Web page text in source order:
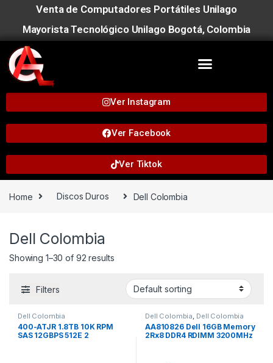
Venta de Computadores Portátiles Unilago
Mayorista Tecnológico Unilago Bogotá, Colombia
Ver Instagram
Ver Facebook
Ver Tiktok
Home Discos Duros Dell Colombia
Dell Colombia
Showing 1–30 of 92 results
Filters
Dell Colombia
400-ATJR 1.8TB 10K RPM
SAS 12GBPS 512E 2
Dell Colombia Dell Colombia
AA810826 Dell 16GB Memory
2Rx8 DDR4 RDIMM 3200MHz